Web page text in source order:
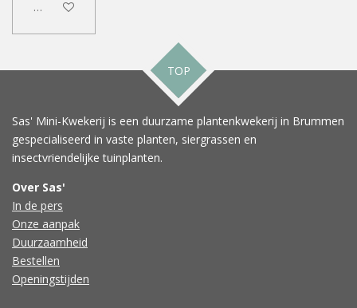
Uitgeschakeld
TOP
Sas' Mini-Kwekerij is een duurzame plantenkwekerij in Brummen
gespecialiseerd in vaste planten, siergrassen en
insectvriendelijke tuinplanten.
Over Sas'
In de pers
Onze aanpak
Duurzaamheid
Bestellen
Openingstijden